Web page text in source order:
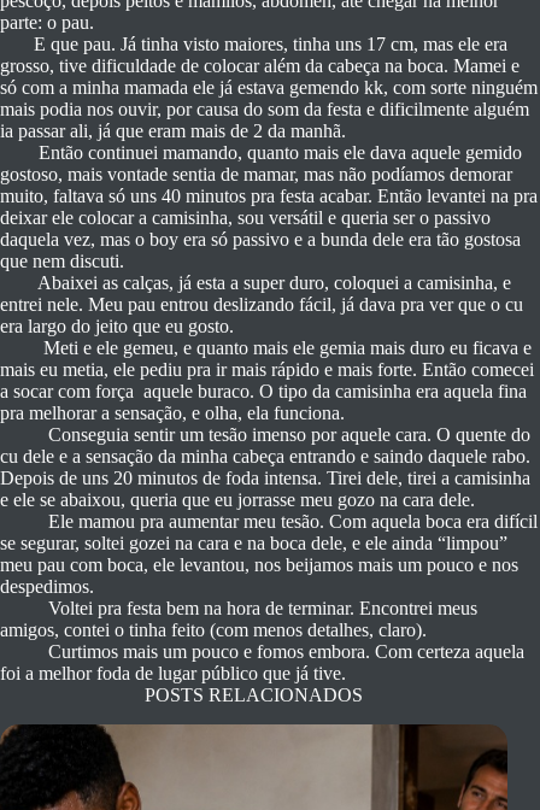
parte: o pau.
E que pau. Já tinha visto maiores, tinha uns 17 cm, mas ele era
grosso, tive dificuldade de colocar além da cabeça na boca. Mamei e
só com a minha mamada ele já estava gemendo kk, com sorte ninguém
mais podia nos ouvir, por causa do som da festa e dificilmente alguém
ia passar ali, já que eram mais de 2 da manhã.
Então continuei mamando, quanto mais ele dava aquele gemido
gostoso, mais vontade sentia de mamar, mas não podíamos demorar
muito, faltava só uns 40 minutos pra festa acabar. Então levantei na pra
deixar ele colocar a camisinha, sou versátil e queria ser o passivo
daquela vez, mas o boy era só passivo e a bunda dele era tão gostosa
que nem discuti.
Abaixei as calças, já esta a super duro, coloquei a camisinha, e
entrei nele. Meu pau entrou deslizando fácil, já dava pra ver que o cu
era largo do jeito que eu gosto.
Meti e ele gemeu, e quanto mais ele gemia mais duro eu ficava e
mais eu metia, ele pediu pra ir mais rápido e mais forte. Então comecei
a socar com força aquele buraco. O tipo da camisinha era aquela fina
pra melhorar a sensação, e olha, ela funciona.
Conseguia sentir um tesão imenso por aquele cara. O quente do
cu dele e a sensação da minha cabeça entrando e saindo daquele rabo.
Depois de uns 20 minutos de foda intensa. Tirei dele, tirei a camisinha
e ele se abaixou, queria que eu jorrasse meu gozo na cara dele.
Ele mamou pra aumentar meu tesão. Com aquela boca era difícil
se segurar, soltei gozei na cara e na boca dele, e ele ainda “limpou”
meu pau com boca, ele levantou, nos beijamos mais um pouco e nos
despedimos.
Voltei pra festa bem na hora de terminar. Encontrei meus
amigos, contei o tinha feito (com menos detalhes, claro).
Curtimos mais um pouco e fomos embora. Com certeza aquela
foi a melhor foda de lugar público que já tive.
POSTS RELACIONADOS